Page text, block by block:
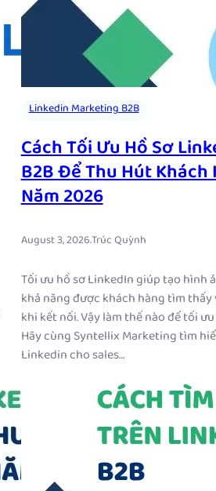
Linkedin Marketing B2B
Cách Tối Ưu Hồ Sơ
B2B Để Thu Hút Khách
Năm 2026
August 3, 2026.Trúc Quỳnh
Tối ưu hồ sơ LinkedIn giúp tạo hình
khả năng được khách hàng tìm
khi kết nối. Vậy làm thế nào để tối
Hãy cùng Syntellix Marketing tìm
Linkedin cho sales…